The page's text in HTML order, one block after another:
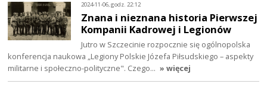
2024-11-06, godz. 22:12
Znana i nieznana historia Pierwszej
Kompanii Kadrowej i Legionów
Jutro w Szczecinie rozpocznie się ogólnopolska
konferencja naukowa „Legiony Polskie Józefa Piłsudskiego – aspekty
militarne i społeczno-polityczne". Czego… » więcej